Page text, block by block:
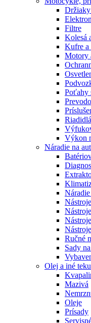
Držiaky
Filtre
Kolesá
Kufre a
Motory
Poťahy
Výkon
Náradie na
Ručné
Sady
Olej a iné
Mazivá
Oleje
Prísady